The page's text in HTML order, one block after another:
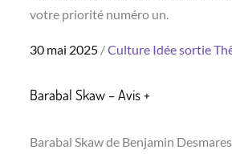
votre priorité numéro un.
Posted
30 mai 2025 Culture Idée sortie
Barabal Skaw – Avis +
Barabal Skaw de Benjamin